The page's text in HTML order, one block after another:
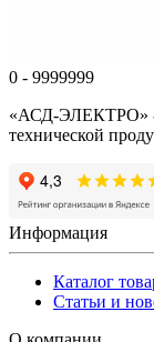
0 - 9999999
«АСД-ЭЛЕКТРО» -
технической
Информация
Каталог
Статьи и